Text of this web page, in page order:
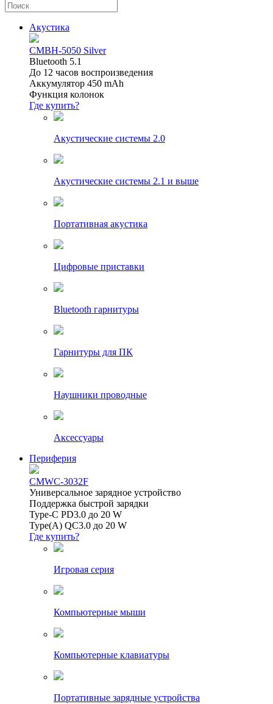
Акустика
CMBH-5050 Silver
Bluetooth 5.1
До 12 часов воспроизведения
Аккумулятор 450 mAh
Функция колонок
Где купить?
Акустические системы 2.0
Акустические системы 2.1 и выше
Портативная акустика
Цифровые приставки
Bluetooth гарнитуры
Гарнитуры для ПК
Наушники проводные
Аксессуары
Периферия
CMWC-3032F
Универсальное зарядное устройство
Поддержка быстрой зарядки
Type-C PD3.0 до 20 W
Type(A) QC3.0 до 20 W
Где купить?
Игровая серия
Компьютерные мыши
Компьютерные клавиатуры
Портативные зарядные устройства